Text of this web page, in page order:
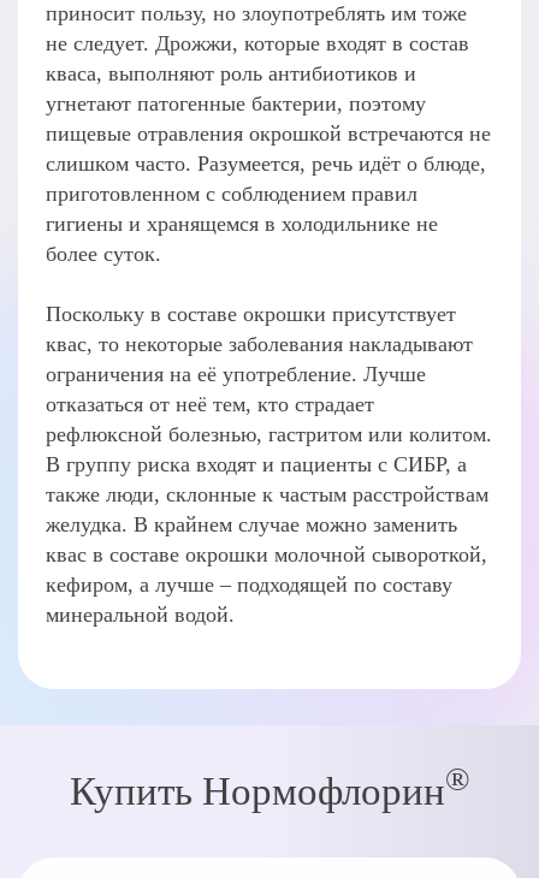
приносит пользу, но злоупотреблять им тоже
не следует. Дрожжи, которые входят в состав
кваса, выполняют роль антибиотиков и
угнетают патогенные бактерии, поэтому
пищевые отравления окрошкой встречаются не
слишком часто. Разумеется, речь идёт о блюде,
приготовленном с соблюдением правил
гигиены и хранящемся в холодильнике не
более суток.
Поскольку в составе окрошки присутствует
квас, то некоторые заболевания накладывают
ограничения на её употребление. Лучше
отказаться от неё тем, кто страдает
рефлюксной болезнью, гастритом или колитом.
В группу риска входят и пациенты с СИБР, а
также люди, склонные к частым расстройствам
желудка. В крайнем случае можно заменить
квас в составе окрошки молочной сывороткой,
кефиром, а лучше – подходящей по составу
минеральной водой.
Купить Нормофлорин®